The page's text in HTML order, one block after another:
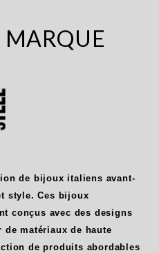
MARQUE
de bijoux italiens avant-
style. Ces bijoux
conçus avec des designs
matériaux de haute
de produits abordables